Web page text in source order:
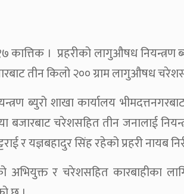
कात्तिक । प्रहरीको लागुऔषध
तीन किलो २०० ग्राम लागुऔषध
ब्युरो शाखा कार्यालय
बजारबाट चरेशसहित तीन जनालाई
र यज्ञबहादुर सिंह रहेको प्रहरी नायब
अभियुक्त र चरेशसहित कारबाहीका